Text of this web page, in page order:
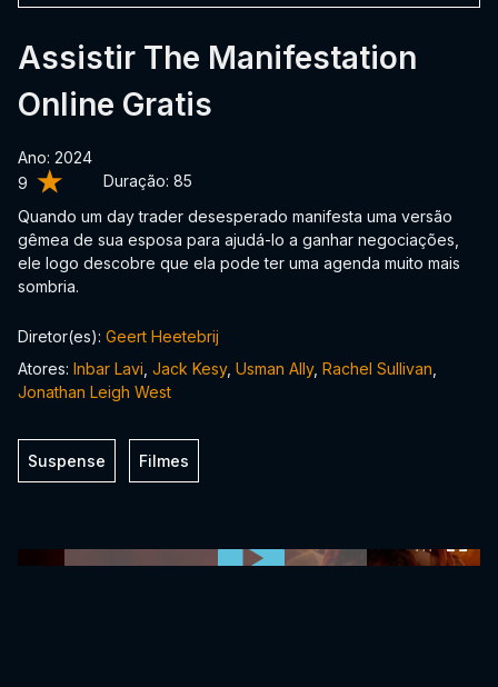
9 Duração: 85
Assistir The Manifestation
Online Gratis
Ano: 2024
Quando um day trader desesperado manifesta uma versão
gêmea de sua esposa para ajudá-lo a ganhar negociações,
ele logo descobre que ela pode ter uma agenda muito mais
sombria.
Diretor(es): Geert Heetebrij
Atores: Inbar Lavi Jack Kesy, Usman Ally, Rachel Sullivan
Jonathan Leigh West
Suspense Filmes